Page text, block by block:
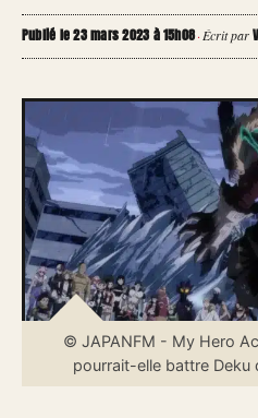
Publié le 23 mars 2023 à 15h08·Écrit par
© JAPANFM - My Hero
pourrait-elle battre Deku